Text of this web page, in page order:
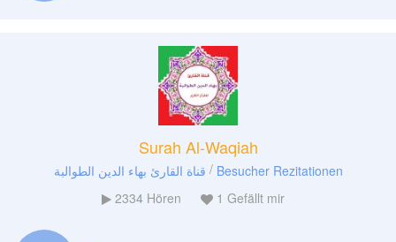
Surah Al-Waqiah
قناة القارئ بهاء الدين الطوالبة / Besucher Rezitationen
2334Hören 1 Gefällt mir